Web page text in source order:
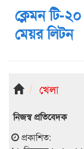
ক্লেমন টি-
মেয়র লিটন
খেলা
নিজস্ব প্রতিবেদক
প্রকাশিত: